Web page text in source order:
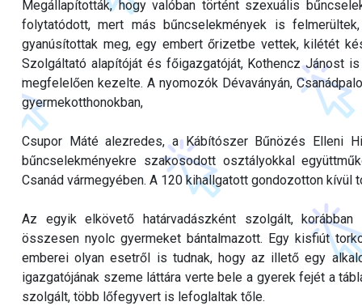
Megállapították, hogy valóban történt szexuális
folytatódott, mert más bűncselekmények is
gyanúsítottak meg, egy embert őrizetbe vettek, kilétét
Szolgáltató alapítóját és főigazgatóját, Kothencz Jánost
megfelelően kezelte. A nyomozók Dévaványán,
gyermekotthonokban,
Csupor Máté alezredes, a Kábítószer Bűnözés Elleni
bűncselekményekre szakosodott osztályokkal
Csanád vármegyében. A 120 kihallgatott gondozotton kívül
Az egyik elkövető határvadászként szolgált,
összesen nyolc gyermeket bántalmazott. Egy kisfiút
emberei olyan esetről is tudnak, hogy az illető egy
igazgatójának szeme láttára verte bele a gyerek fejét a
szolgált, több lőfegyvert is lefoglaltak tőle.